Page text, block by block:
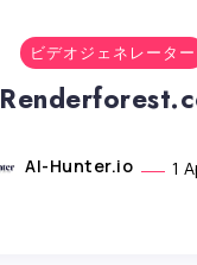
ビデオジェネレーター
AI-Hunter.io 1